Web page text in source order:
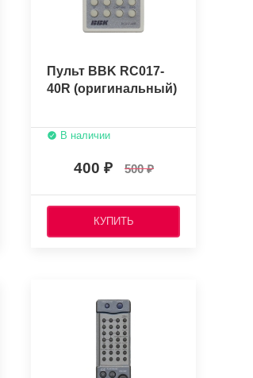
Пульт BBK RC017-
40R (оригинальный)
В наличии
400 500
КУПИТЬ